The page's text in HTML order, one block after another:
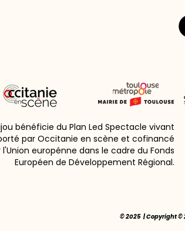
bénéficie du Plan Led Spectacle vivant
par Occitanie en scène et cofinancé
l'Union europénne dans le cadre du Fonds
Européen de Développement Régional.
© 2025 | Copyright ©